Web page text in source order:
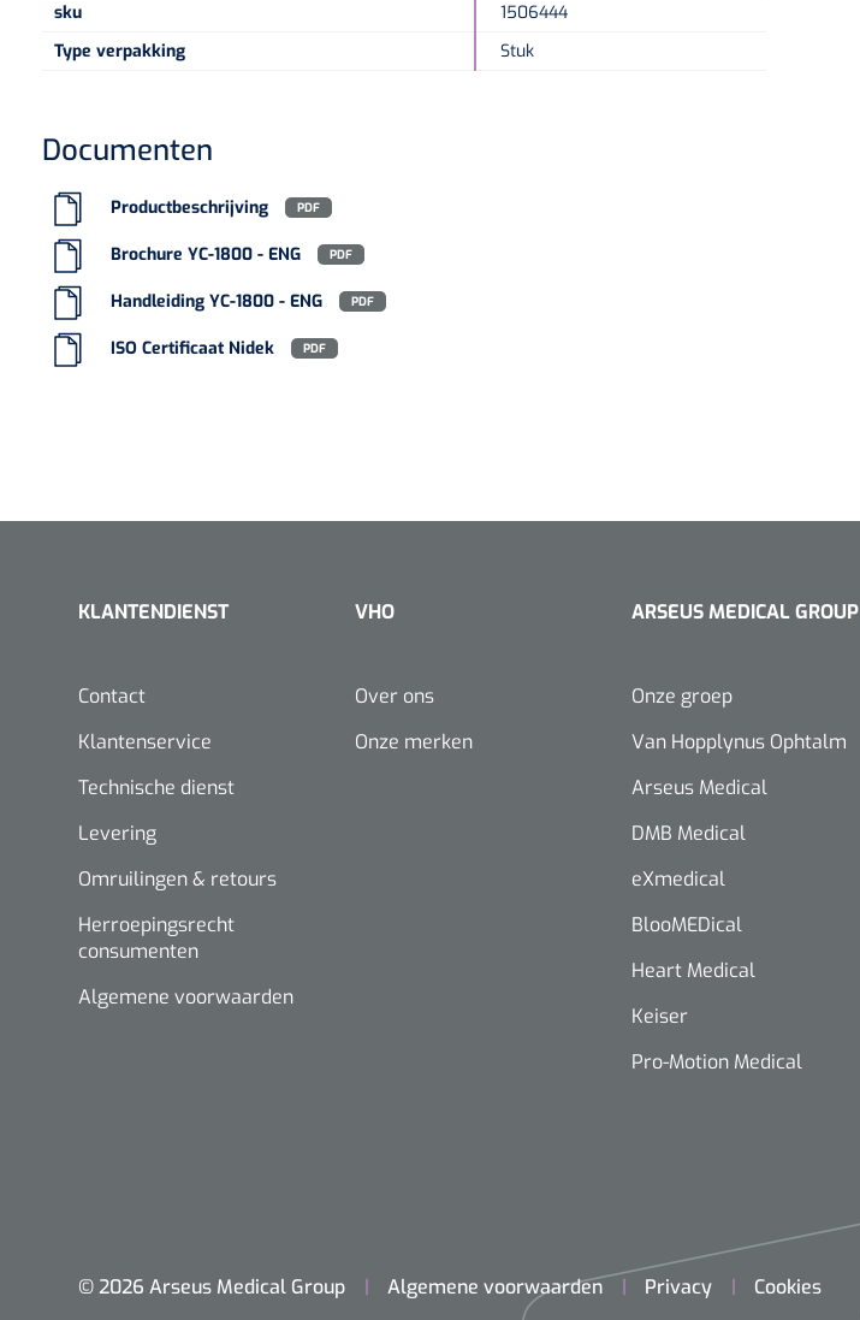
sku
1506444
Type verpakking
Stuk
Documenten
Productbeschrijving PDF
Brochure YC-1800 - ENG PDF
Handleiding YC-1800 - ENG PDF
ISO Certificaat Nidek PDF
KLANTENDIENST
Contact
Klantenservice
Technische dienst
Levering
Omruilingen & retours
Herroepingsrecht
consumenten
Algemene voorwaarden
VHO
Over ons
Onze merken
ARSEUS MEDICAL GROUP
Onze groep
Van Hopplynus Ophtalm
Arseus Medical
DMB Medical
eXmedical
BlooMEDical
Heart Medical
Keiser
Pro-Motion Medical
© 2026 Arseus Medical Group Algemene voorwaarden Privacy Cookies